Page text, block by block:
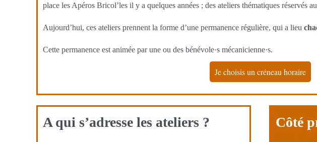
place les Apéros Bricol’les il y a quelques années ; des ateliers thématiques réservés
Aujourd’hui, ces ateliers prennent la forme d’une permanence régulière, qui a lieu
Cette permanence est animée par une ou des bénévole·s mécanicienne·s.
Je choisis un créneau horaire
A qui s’adresse les ateliers ? Côté